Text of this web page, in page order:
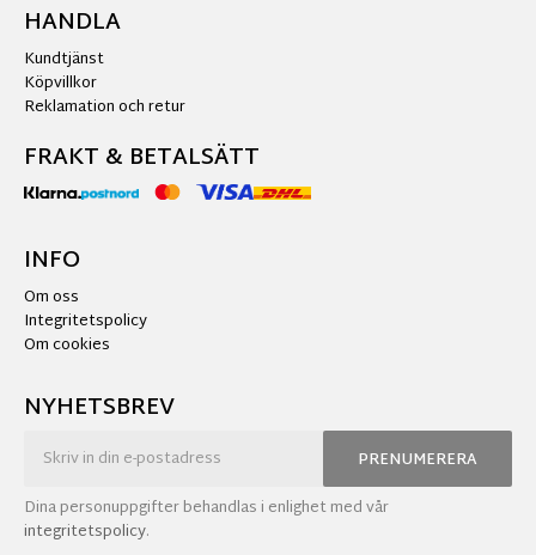
HANDLA
Kundtjänst
Köpvillkor
Reklamation och retur
FRAKT & BETALSÄTT
INFO
Om oss
Integritetspolicy
Om cookies
NYHETSBREV
PRENUMERERA
Dina personuppgifter behandlas i enlighet med vår
integritetspolicy.